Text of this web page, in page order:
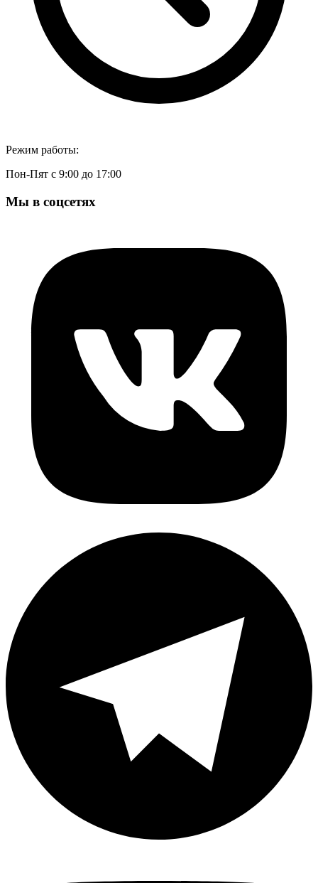
Режим работы:
Пон-Пят с 9:00 до 17:00
Мы в соцсетях